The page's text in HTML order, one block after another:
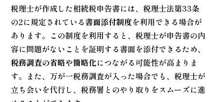
税理士が作成した相続税申告書には、税理士法第33条
の2に規定されている書面添付制度を利用できる場合が
あります。この制度を利用すると、税理士が申告書の内
容に問題がないことを証明する書面を添付できるため、
税務調査の省略や簡略化につながる可能性が高まりま
す。また、万が一税務調査が入った場合でも、税理士が
立ち会いを代行し、税務署とのやり取りをスムーズに進